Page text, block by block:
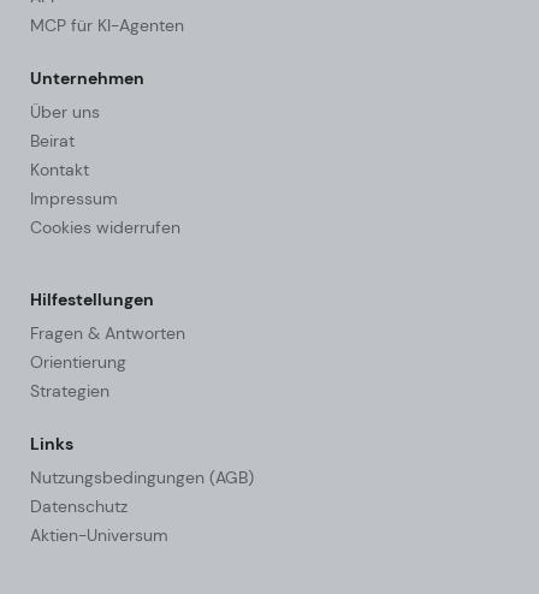
MCP für KI-Agenten
Unternehmen
Über uns
Beirat
Kontakt
Impressum
Cookies widerrufen
Hilfestellungen
Fragen & Antworten
Orientierung
Strategien
Links
Nutzungsbedingungen (AGB)
Datenschutz
Aktien-Universum